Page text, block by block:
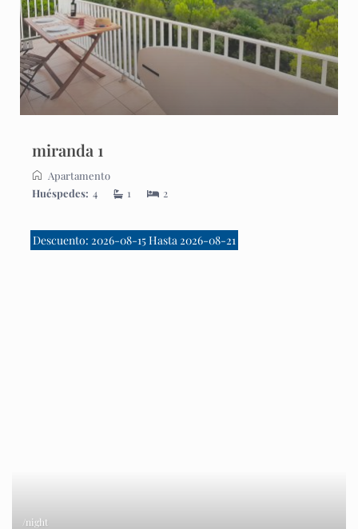
miranda 1
Apartamento
Huéspedes: 4 1 2
Descuento: 2026-08-15 Hasta 2026-08-21
/night